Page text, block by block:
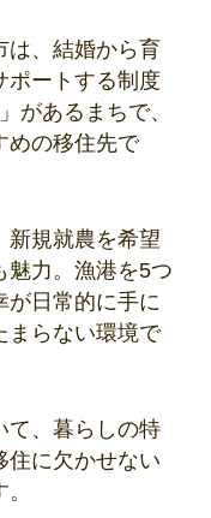
は、結婚から育
ポートする制度
があるまちで、
めの移住先で
新規就農を希望
魅力。漁港を5つ
が日常的に手に
まらない環境で
て、暮らしの特
住に欠かせない